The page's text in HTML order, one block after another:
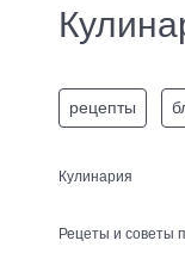
рецепты
Кулинария
Рецеты и советы